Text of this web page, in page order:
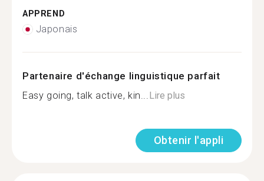
APPREND
Japonais
Partenaire d'échange linguistique parfait
Easy going, talk active, kin...Lire plus
Obtenir l'appli